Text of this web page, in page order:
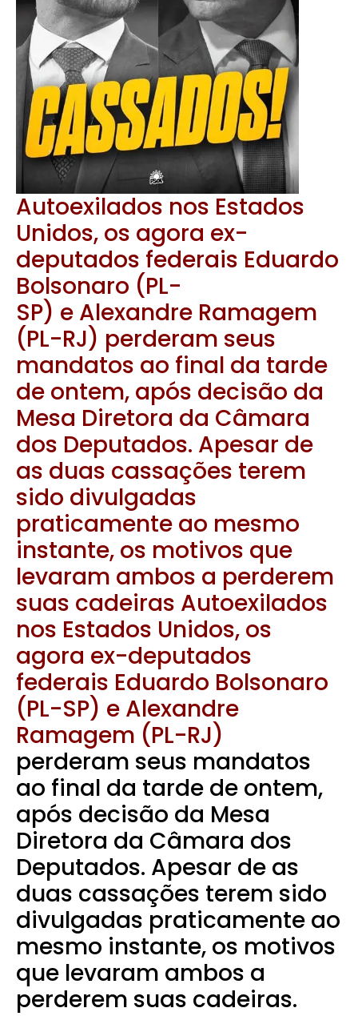
Autoexilados nos Estados
Unidos, os agora ex-
deputados federais Eduardo
Bolsonaro (PL-
SP) e Alexandre Ramagem
(PL-RJ) perderam seus
mandatos ao final da tarde
de ontem, após decisão da
Mesa Diretora da Câmara
dos Deputados. Apesar de
as duas cassações terem
sido divulgadas
praticamente ao mesmo
instante, os motivos que
levaram ambos a perderem
suas cadeiras Autoexilados
nos Estados Unidos, os
agora ex-deputados
federais Eduardo Bolsonaro
(PL-SP) e Alexandre
Ramagem (PL-RJ)
perderam seus mandatos
ao final da tarde de ontem,
após decisão da Mesa
Diretora da Câmara dos
Deputados. Apesar de as
duas cassações terem sido
divulgadas praticamente ao
mesmo instante, os motivos
que levaram ambos a
perderem suas cadeiras.